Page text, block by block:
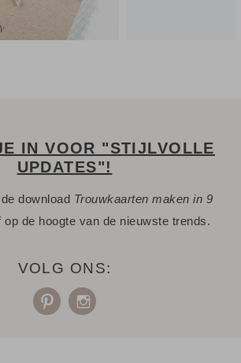
IN VOOR "STIJLVOLLE
UPDATES"!
download Trouwkaarten maken in 9
op de hoogte van de nieuwste trends.
VOLG ONS: